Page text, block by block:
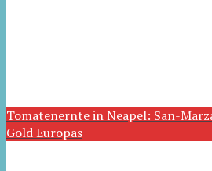
Tomatenernte in Neapel: San-
Gold Europas